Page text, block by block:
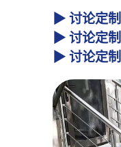
▶ 讨论定
▶ 讨论定
▶ 讨论定